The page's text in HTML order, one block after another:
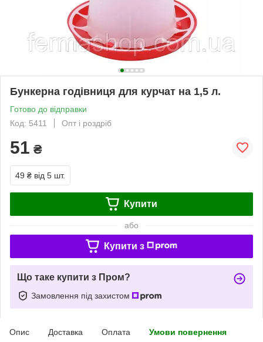
Бункерна годівниця для курчат на 1,5 л.
Готово до відправки
Код: 5411
Опт і роздріб
51 ₴
49 ₴ від 5 шт.
Купити
або
Купити з
Що таке купити з Пром?
Замовлення під захистом
Опис Доставка Оплата Умови повернення